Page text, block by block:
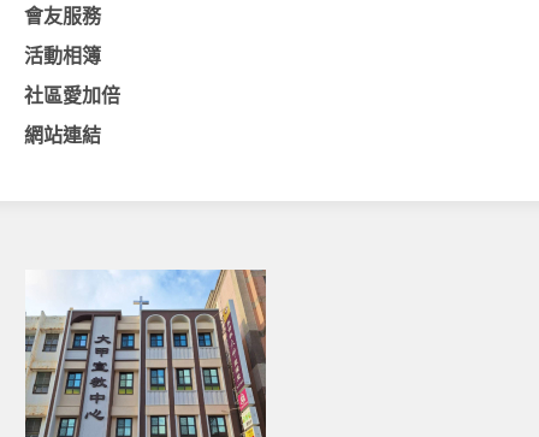
好消息衛星電視台
基督教今日報
基督教論壇報
豐盛國際事工 – AIM
會友服務
活動相簿
社區愛加倍
網站連結